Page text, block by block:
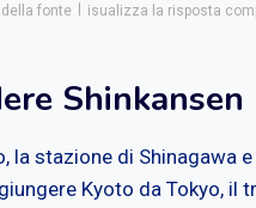
fonte isualizza la risposta
Shinkansen
la stazione di
Kyoto da Tokyo,